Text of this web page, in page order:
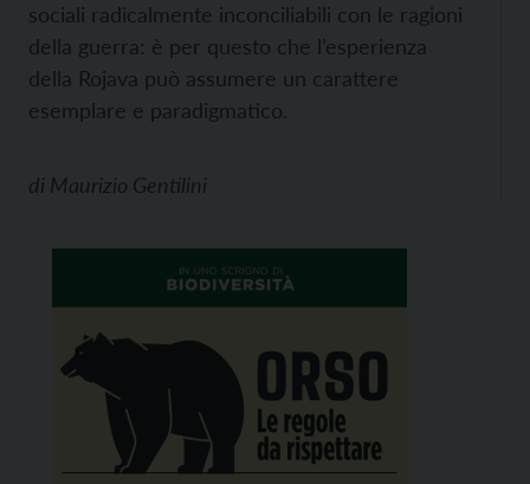
sociali radicalmente inconciliabili con le ragioni
della guerra: è per questo che l’esperienza
della Rojava può assumere un carattere
esemplare e paradigmatico.
di Maurizio Gentilini